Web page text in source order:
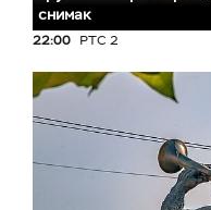
снимак
22:00 РТС 2